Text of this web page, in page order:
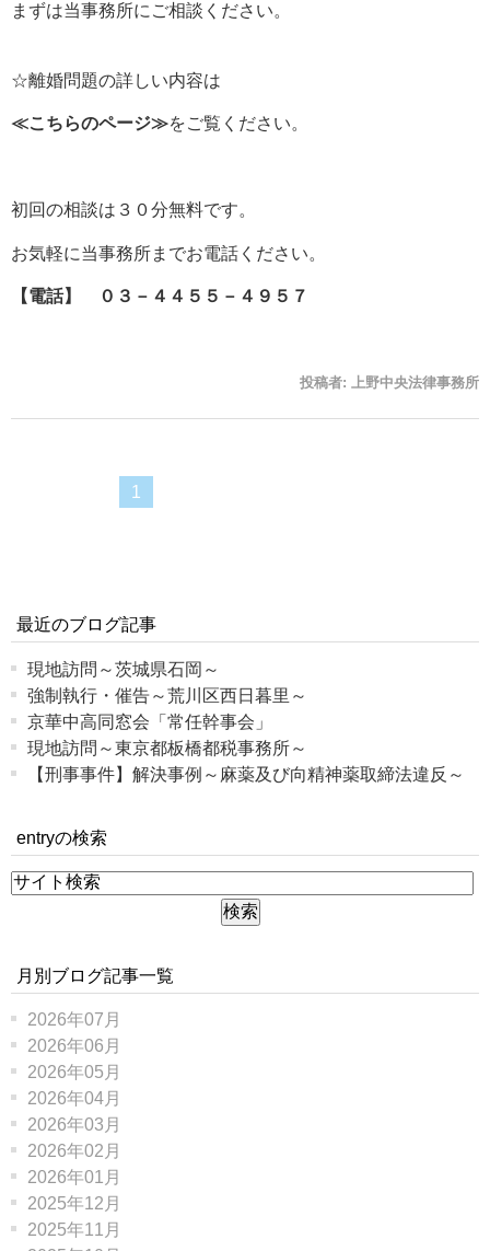
まずは当事務所にご相談ください。
☆離婚問題の詳しい内容は
≪こちらのページ≫をご覧ください。
初回の相談は３０分無料です。
お気軽に当事務所までお電話ください。
【電話】 ０３－４４５５－４９５７
投稿者: 上野中央法律事務所
1
最近のブログ記事
現地訪問～茨城県石岡～
強制執行・催告～荒川区西日暮里～
京華中高同窓会「常任幹事会」
現地訪問～東京都板橋都税事務所～
【刑事事件】解決事例～麻薬及び向精神薬取締法違反～
entryの検索
月別ブログ記事一覧
2026年07月
2026年06月
2026年05月
2026年04月
2026年03月
2026年02月
2026年01月
2025年12月
2025年11月